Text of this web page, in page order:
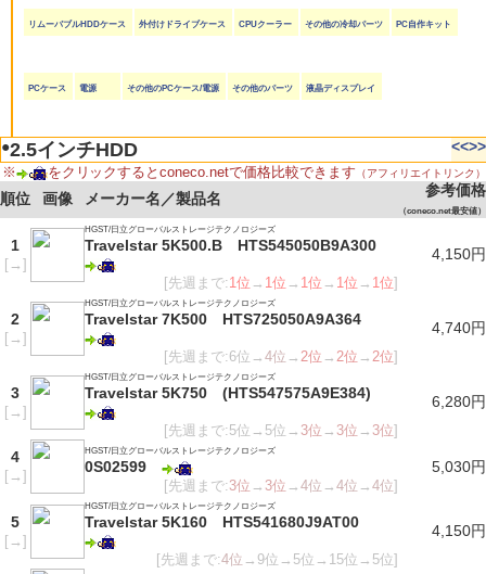
リムーバブルHDDケース 外付けドライブケース CPUクーラー その他の冷却パーツ PC自作キット
PCケース 電源 その他のPCケース/電源 その他のパーツ 液晶ディスプレイ
●2.5インチHDD <<>>
※ をクリックするとconeco.netで価格比較できます （アフィリエイトリンク）
順位 画像 メーカー名／製品名 参考価格
（coneco.net最安値）
1
[→ ]
HGST/日立グローバルストレージテクノロジーズ
Travelstar 5K500.B HTS545050B9A300
[先週まで:1位 → 1位 → 1位 → 1位 → 1位]
4,150円
2
[→ ]
HGST/日立グローバルストレージテクノロジーズ
Travelstar 7K500 HTS725050A9A364
[先週まで:6位→4位 →2位 →2位 →2位]
4,740円
3
[→ ]
HGST/日立グローバルストレージテクノロジーズ
Travelstar 5K750 (HTS547575A9E384)
[先週まで:5位→5位→ 3位 → 3位 → 3位]
6,280円
4
[→ ]
HGST/日立グローバルストレージテクノロジーズ
0S02599
[先週まで:3位 → 3位 →4位 →4位 →4位]
5,030円
5
[→ ]
HGST/日立グローバルストレージテクノロジーズ
Travelstar 5K160 HTS541680J9AT00
[先週まで:4位 →9位→5位→15位→5位]
4,150円